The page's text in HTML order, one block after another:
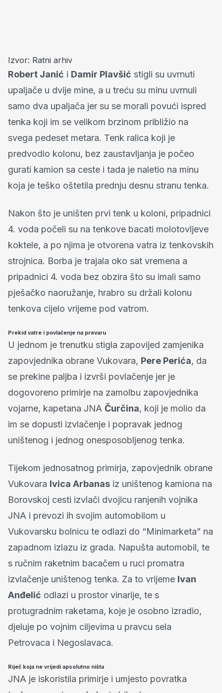
Izvor: Ratni arhiv
Robert Janić i Damir Plavšić stigli su uvrnuti
upaljače u dvije mine, a u treću su minu uvrnuli
samo dva upaljača jer su se morali povući ispred
tenka koji im se velikom brzinom približio na
svega pedeset metara. Tenk ralica koji je
predvodio kolonu, bez zaustavljanja je počeo
gurati kamion sa ceste i tada je naletio na minu
koja je teško oštetila prednju desnu stranu tenka.
Nakon što je uništen prvi tenk u koloni, pripadnici
4. voda počeli su na tenkove bacati molotovljeve
koktele, a po njima je otvorena vatra iz tenkovskih
strojnica. Borba je trajala oko sat vremena a
pripadnici 4. voda bez obzira što su imali samo
pješačko naoružanje, hrabro su držali kolonu
tenkova cijelo vrijeme pod vatrom.
Prekid vatre i povlačenje na prevaru
U jednom je trenutku stigla zapovijed zamjenika
zapovjednika obrane Vukovara, Pere Perića, da
se prekine paljba i izvrši povlačenje jer je
dogovoreno primirje na zamolbu zapovjednika
vojarne, kapetana JNA Čurčina, koji je molio da
im se dopusti izvlačenje i popravak jednog
uništenog i jednog onesposobljenog tenka.
Tijekom jednosatnog primirja, zapovjednik obrane
Vukovara Ivica Arbanas iz uništenog kamiona na
Borovskoj cesti izvlači dvojicu ranjenih vojnika
JNA i prevozi ih svojim automobilom u
Vukovarsku bolnicu te odlazi do “Minimarketa” na
zapadnom izlazu iz grada. Napušta automobil, te
s ručnim raketnim bacačem u ruci promatra
izvlačenje uništenog tenka. Za to vrijeme Ivan
Anđelić odlazi u prostor vinarije, te s
protugradnim raketama, koje je osobno izradio,
djeluje po vojnim ciljevima u pravcu sela
Petrovaca i Negoslavaca.
Riječ koja ne vrijedi apsolutno ništa
JNA je iskoristila primirje i umjesto povratka